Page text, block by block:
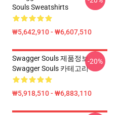
Souls Sweatshirts
₩5,642,910 - ₩6,607,510
Swagger Souls 제품정보
Swagger Souls 카테고리
₩5,918,510 - ₩6,883,110
-20%